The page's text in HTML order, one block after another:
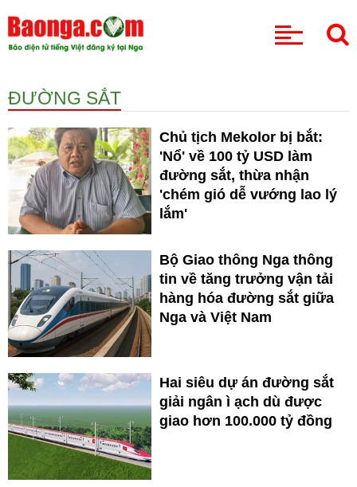
ĐƯỜNG SẮT
Chủ tịch Mekolor bị bắt:
'Nổ' về 100 tỷ USD làm
đường sắt, thừa nhận
'chém gió dễ vướng lao lý
lắm'
Bộ Giao thông Nga thông
tin về tăng trưởng vận tải
hàng hóa đường sắt giữa
Nga và Việt Nam
Hai siêu dự án đường sắt
giải ngân ì ạch dù được
giao hơn 100.000 tỷ đồng